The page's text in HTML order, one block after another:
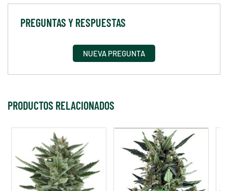
PREGUNTAS Y RESPUESTAS
NUEVA PREGUNTA
PRODUCTOS RELACIONADOS